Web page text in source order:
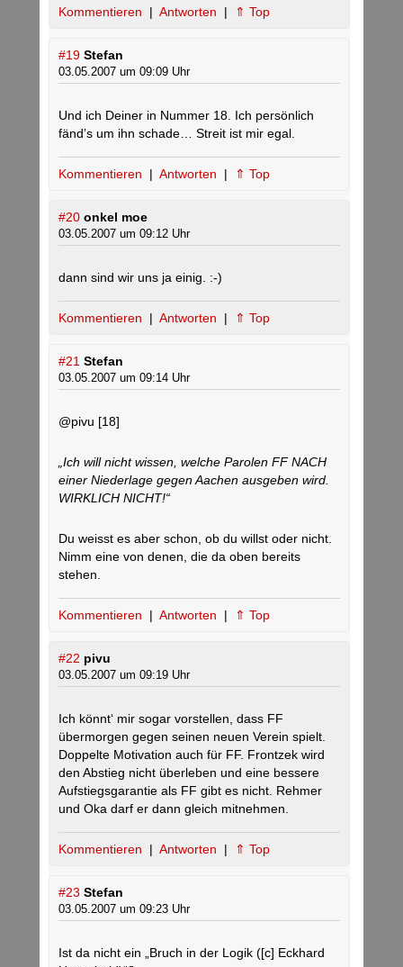
Kommentieren | Antworten | ⇑ Top
#19 Stefan
03.05.2007 um 09:09 Uhr
Und ich Deiner in Nummer 18. Ich persönlich
fänd’s um ihn schade… Streit ist mir egal.
Kommentieren | Antworten | ⇑ Top
#20 onkel moe
03.05.2007 um 09:12 Uhr
dann sind wir uns ja einig. :-)
Kommentieren | Antworten | ⇑ Top
#21 Stefan
03.05.2007 um 09:14 Uhr
@pivu [18]
„Ich will nicht wissen, welche Parolen FF NACH
einer Niederlage gegen Aachen ausgeben wird.
WIRKLICH NICHT!“
Du weisst es aber schon, ob du willst oder nicht.
Nimm eine von denen, die da oben bereits
stehen.
Kommentieren | Antworten | ⇑ Top
#22 pivu
03.05.2007 um 09:19 Uhr
Ich könnt‘ mir sogar vorstellen, dass FF
übermorgen gegen seinen neuen Verein spielt.
Doppelte Motivation auch für FF. Frontzek wird
den Abstieg nicht überleben und eine bessere
Aufstiegsgarantie als FF gibt es nicht. Rehmer
und Oka darf er dann gleich mitnehmen.
Kommentieren | Antworten | ⇑ Top
#23 Stefan
03.05.2007 um 09:23 Uhr
Ist da nicht ein „Bruch in der Logik ([c] Eckhard